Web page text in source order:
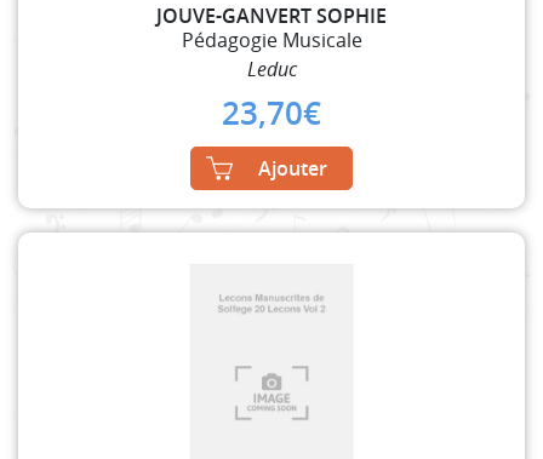
JOUVE-GANVERT SOPHIE
Pédagogie Musicale
Leduc
23,70€
Ajouter